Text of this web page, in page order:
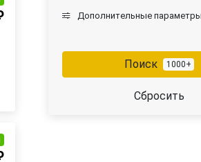
Дополнительные параметры
Поиск 1000+
Сбросить